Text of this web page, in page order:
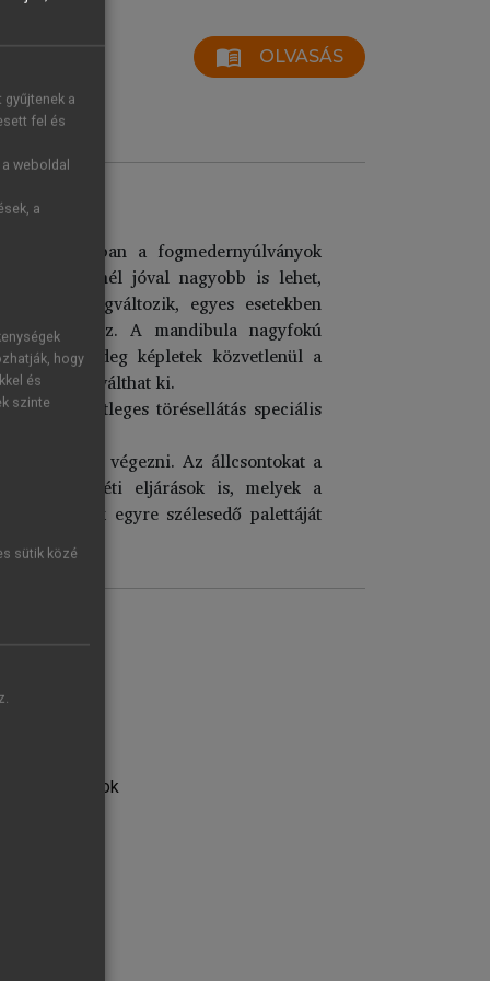
menu_book OLVASÁS
általában a fogmedernyúlványok
ennél jóval nagyobb is lehet,
is megváltozik, egyes esetekben
kemény lesz. A mandibula nagyfokú
futó ér-ideg képletek közvetlenül a
fájdalmat válthat ki.
az esetleges törésellátás speciális
el lehet végezni. Az állcsontokat a
azok a műtéti eljárások is, melyek a
egyre szélesedő palettáját
szempontok
a
fel és
weboldal
a
hogy
és
szinte
sütik közé